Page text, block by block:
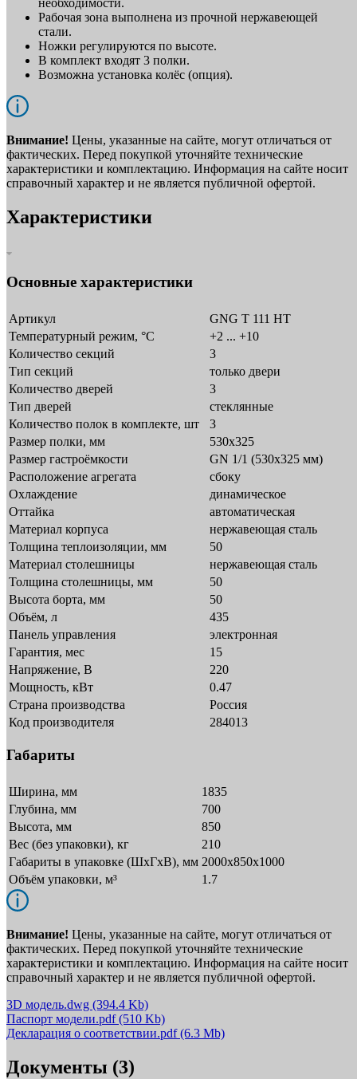
необходимости.
Рабочая зона выполнена из прочной нержавеющей
стали.
Ножки регулируются по высоте.
В комплект входят 3 полки.
Возможна установка колёс (опция).
Внимание! Цены, указанные на сайте, могут отличаться от
фактических. Перед покупкой уточняйте технические
характеристики и комплектацию. Информация на сайте носит
справочный характер и не является публичной офертой.
Характеристики
Основные характеристики
Артикул
GNG T 111 HT
Температурный режим, °C
+2 ... +10
Количество секций
3
Тип секций
только двери
Количество дверей
3
Тип дверей
стеклянные
Количество полок в комплекте, шт
3
Размер полки, мм
530x325
Размер гастроёмкости
GN 1/1 (530х325 мм)
Расположение агрегата
сбоку
Охлаждение
динамическое
Оттайка
автоматическая
Материал корпуса
нержавеющая сталь
Толщина теплоизоляции, мм
50
Материал столешницы
нержавеющая сталь
Толщина столешницы, мм
50
Высота борта, мм
50
Объём, л
435
Панель управления
электронная
Гарантия, мес
15
Напряжение, В
220
Мощность, кВт
0.47
Страна производства
Россия
Код производителя
284013
Габариты
Ширина, мм
1835
Глубина, мм
700
Высота, мм
850
Вес (без упаковки), кг
210
Габариты в упаковке (ШxГxВ), мм 2000х850х1000
Объём упаковки, м³
1.7
Внимание! Цены, указанные на сайте, могут отличаться от
фактических. Перед покупкой уточняйте технические
характеристики и комплектацию. Информация на сайте носит
справочный характер и не является публичной офертой.
3D модель.dwg (394.4 Kb)
Паспорт модели.pdf(510 Kb)
Декларация о соответствии.pdf(6.3 Mb)
Документы (3)